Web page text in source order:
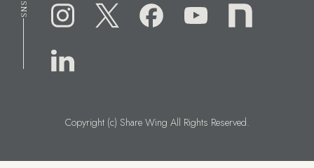
SNS
Copyright (c) Share Wing All Rights Reserved.